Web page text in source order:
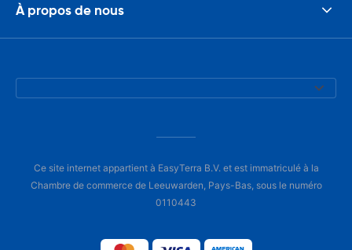
À propos de nous
Ce site internet appartient à EasyTerra B.V. et est immatriculé à la
Chambre de commerce de Leeuwarden, Pays-Bas, sous le numéro
0110443